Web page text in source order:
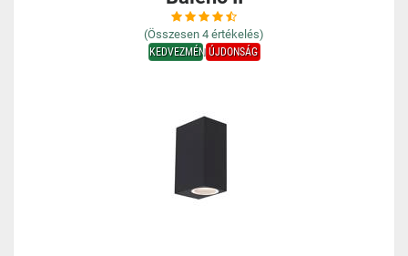
(Összesen 4 értékelés)
KEDVEZMÉNYÚJDONSÁG